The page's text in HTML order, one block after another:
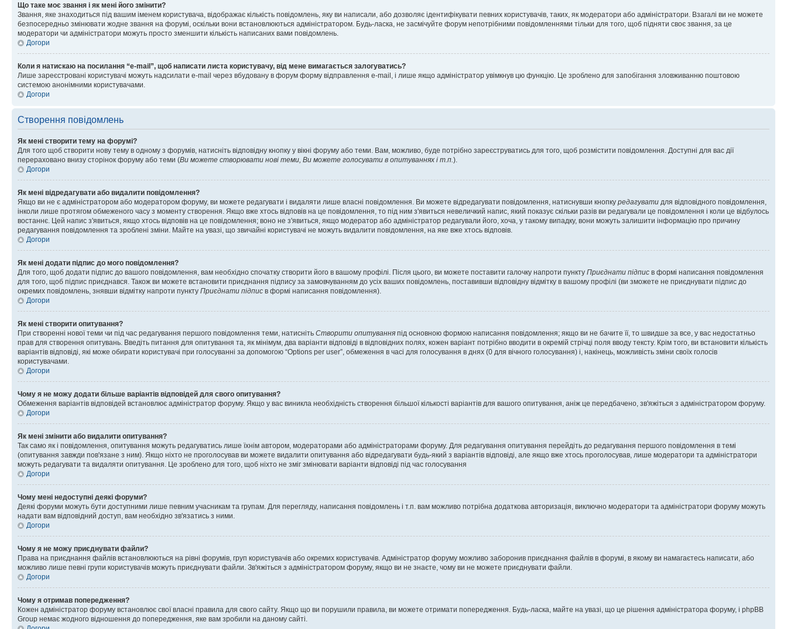
Що таке моє звання і як мені його змінити?
Звання, яке знаходиться під вашим іменем користувача, відображає кількість повідомлень, яку ви написали, або дозволяє ідентифікувати певних користувачів, таких, як модератори або адміністратори. Взагалі ви не можете
безпосередньо змінювати жодне звання на форумі, оскільки вони встановлюються адміністратором. Будь-ласка, не засмічуйте форум непотрібними повідомленнями тільки для того, щоб підняти своє звання, за це
модератори чи адміністратори можуть просто зменшити кількість написаних вами повідомлень.
Догори
Коли я натискаю на посилання “e-mail”, щоб написати листа користувачу, від мене вимагається залогуватись?
Лише зареєстровані користувачі можуть надсилати e-mail через вбудовану в форум форму відправлення e-mail, і лише якщо адміністратор увімкнув цю функцію. Це зроблено для запобігання зловживанню поштовою
системою анонімними користувачами.
Догори
Створення повідомлень
Як мені створити тему на форумі?
Для того щоб створити нову тему в одному з форумів, натисніть відповідну кнопку у вікні форуму або теми. Вам, можливо, буде потрібно зареєструватись для того, щоб розмістити повідомлення. Доступні для вас дії
перераховано внизу сторінок форуму або теми (Ви можете створювати нові теми, Ви можете голосувати в опитуваннях і т.п. ).
Догори
Як мені відредагувати або видалити повідомлення?
Якщо ви не є адміністратором або модератором форуму, ви можете редагувати і видаляти лише власні повідомлення. Ви можете відредагувати повідомлення, натиснувши кнопку редагувати для відповідного повідомлення,
інколи лише протягом обмеженого часу з моменту створення. Якщо вже хтось відповів на це повідомлення, то під ним з'явиться невеличкий напис, який показує скільки разів ви редагували це повідомлення і коли це відбулось
востаннє. Цей напис з'явиться, якщо хтось відповів на це повідомлення; воно не з'явиться, якщо модератор або адміністратор редагували його, хоча, у такому випадку, вони можуть залишити інформацію про причину
редагування повідомлення та зроблені зміни. Майте на увазі, що звичайні користувачі не можуть видалити повідомлення, на яке вже хтось відповів.
Догори
Як мені додати підпис до мого повідомлення?
Для того, щоб додати підпис до вашого повідомлення, вам необхідно спочатку створити його в вашому профілі. Після цього, ви можете поставити галочку напроти пункту Приєднати підпис в формі написання повідомлення
для того, щоб підпис приєднався. Також ви можете встановити приєднання підпису за замовчуванням до усіх ваших повідомлень, поставивши відповідну відмітку в вашому профілі (ви зможете не приєднувати підпис до
окремих повідомлень, знявши відмітку напроти пункту Приєднати підпис в формі написання повідомлення).
Догори
Як мені створити опитування?
При створенні нової теми чи під час редагування першого повідомлення теми, натисніть Створити опитування під основною формою написання повідомлення; якщо ви не бачите її, то швидше за все, у вас недостатньо
прав для створення опитувань. Введіть питання для опитування та, як мінімум, два варіанти відповіді в відповідних полях, кожен варіант потрібно вводити в окремій стрічці поля вводу тексту. Крім того, ви встановити кількість
варіантів відповіді, які може обирати користувачі при голосуванні за допомогою “Options per user”, обмеження в часі для голосування в днях (0 для вічного голосування) і, накінець, можливість зміни своїх голосів
користувачами.
Догори
Чому я не можу додати більше варіантів відповідей для свого опитування?
Обмеження варіантів відповідей встановлює адміністратор форуму. Якщо у вас виникла необхідність створення більшої кількості варіантів для вашого опитування, аніж це передбачено, зв'яжіться з адміністратором форуму.
Догори
Як мені змінити або видалити опитування?
Так само як і повідомлення, опитування можуть редагуватись лише їхнім автором, модераторами або адміністраторами форуму. Для редагування опитування перейдіть до редагування першого повідомлення в темі
(опитування завжди пов'язане з ним). Якщо ніхто не проголосував ви можете видалити опитування або відредагувати будь-який з варіантів відповіді, але якщо вже хтось проголосував, лише модератори та адміністратори
можуть редагувати та видаляти опитування. Це зроблено для того, щоб ніхто не зміг змінювати варіанти відповіді під час голосування
Догори
Чому мені недоступні деякі форуми?
Деякі форуми можуть бути доступними лише певним учасникам та групам. Для перегляду, написання повідомлень і т.п. вам можливо потрібна додаткова авторизація, виключно модератори та адміністратори форуму можуть
надати вам відповідний доступ, вам необхідно зв'язатись з ними.
Догори
Чому я не можу приєднувати файли?
Права на приєднання файлів встановлюються на рівні форумів, груп користувачів або окремих користувачів. Адміністратор форуму можливо заборонив приєднання файлів в форумі, в якому ви намагаєтесь написати, або
можливо лише певні групи користувачів можуть приєднувати файли. Зв'яжіться з адміністратором форуму, якщо ви не знаєте, чому ви не можете приєднувати файли.
Догори
Чому я отримав попередження?
Кожен адміністратор форуму встановлює свої власні правила для свого сайту. Якщо що ви порушили правила, ви можете отримати попередження. Будь-ласка, майте на увазі, що це рішення адміністратора форуму, і phpBB
Group немає жодного відношення до попередження, яке вам зробили на даному сайті.